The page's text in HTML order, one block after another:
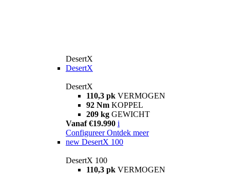
DesertX
DesertX
DesertX
110,3 pk VERMOGEN
92 Nm KOPPEL
209 kg GEWICHT
Vanaf €19.990 i
Configureer Ontdek meer
new DesertX 100
DesertX 100
110,3 pk VERMOGEN